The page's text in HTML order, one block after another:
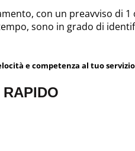
con un preavviso di
sono in grado di
e competenza al tuo